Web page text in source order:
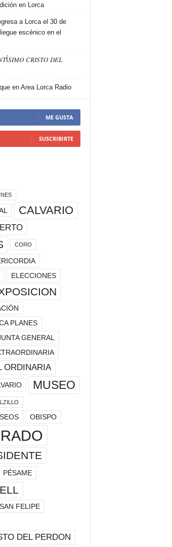
en Lorca
a Lorca el 30 de
escénico en el
𝐶𝑅𝐼𝑆𝑇𝑂 𝐷𝐸𝐿
en Area Lorca Radio
ME GUSTA
SUSCRIBIRTE
CALVARIO
CORO
ELECCIONES
PLANES
GENERAL
ORDINARIA
MUSEO
OBISPO
PÉSAME
SAN FELIPE
DEL PERDON